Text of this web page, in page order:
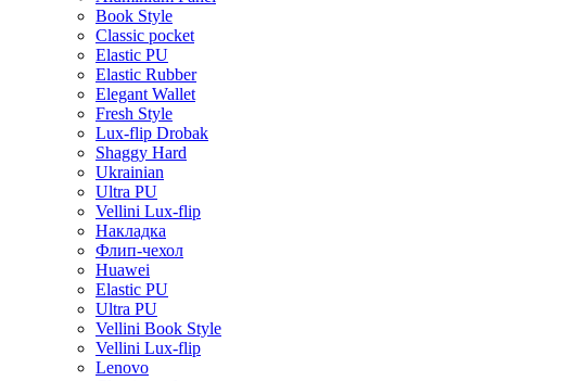
Book Style
Classic pocket
Elastic PU
Elastic Rubber
Elegant Wallet
Fresh Style
Lux-flip Drobak
Shaggy Hard
Ukrainian
Ultra PU
Vellini Lux-flip
Накладка
Флип-чехол
Huawei
Elastic PU
Ultra PU
Vellini Book Style
Vellini Lux-flip
Lenovo